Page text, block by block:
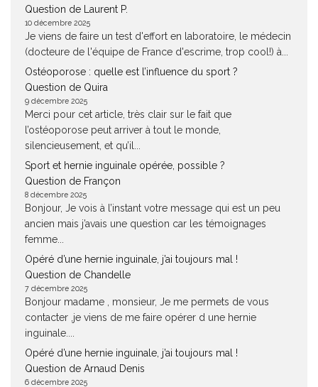
Question de Laurent P.
10 décembre 2025
Je viens de faire un test d'effort en laboratoire, le médecin
(docteure de l'équipe de France d'escrime, trop cool!) à...
Ostéoporose : quelle est l’influence du sport ?
Question de Quira
9 décembre 2025
Merci pour cet article, très clair sur le fait que
l’ostéoporose peut arriver à tout le monde,
silencieusement, et qu’il...
Sport et hernie inguinale opérée, possible ?
Question de Françon
8 décembre 2025
Bonjour, Je vois à l’instant votre message qui est un peu
ancien mais j’avais une question car les témoignages
femme...
Opéré d’une hernie inguinale, j’ai toujours mal !
Question de Chandelle
7 décembre 2025
Bonjour madame , monsieur, Je me permets de vous
contacter ,je viens de me faire opérer d une hernie
inguinale....
Opéré d’une hernie inguinale, j’ai toujours mal !
Question de Arnaud Denis
6 décembre 2025